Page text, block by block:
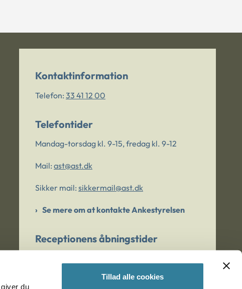
du
Tillad alle cookies
Kontaktinformation
Telefon: 33 41 12 00
Telefontider
Mandag-torsdag kl. 9-15, fredag kl. 9-12
Mail: ast@ast.dk
Sikker mail: sikkermail@ast.dk
Se mere om at kontakte Ankestyrelsen
Receptionens åbningstider